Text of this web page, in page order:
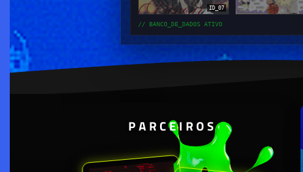
ID_07
// BANCO_DE_DADOS ATIVO
PARCEIROS